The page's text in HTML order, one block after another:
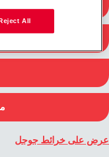
عرض على خرائط جوجل
Reject All